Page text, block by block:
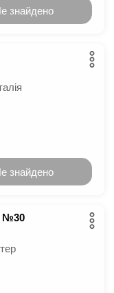
знайдено
знайдено
№30